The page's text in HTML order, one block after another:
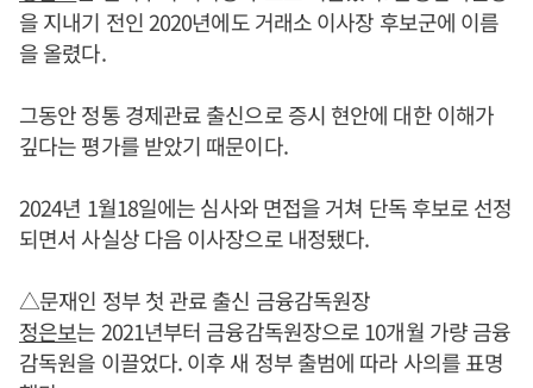
을 지내기 전인 2020년에도 거래소 이사장 후보군에 이름
을 올렸다.
그동안 정통 경제관료 출신으로 증시 현안에 대한 이해가
깊다는 평가를 받았기 때문이다.
2024년 1월18일에는 심사와 면접을 거쳐 단독 후보로 선정
되면서 사실상 다음 이사장으로 내정됐다.
△문재인 정부 첫 관료 출신 금융감독원장
정은보는 2021년부터 금융감독원장으로 10개월 가량 금융
감독원을 이끌었다. 이후 새 정부 출범에 따라 사의를 표명